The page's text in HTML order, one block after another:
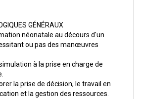
GÉNÉRAUX
néonatale au décours d'un
ou pas des manœuvres
à la prise en charge de
la prise de décision, le travail en
et la gestion des ressources.